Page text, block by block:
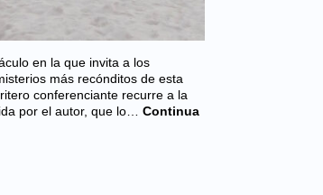
en la que invita a los
más recónditos de esta
conferenciante recurre a la
por el autor, que lo… Continua